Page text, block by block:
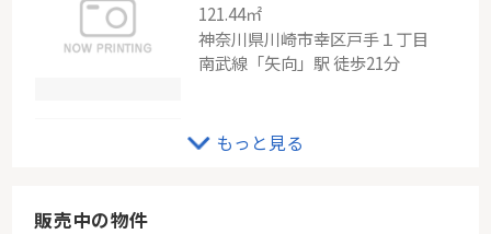
121.44㎡
神奈川県川崎市幸区戸手１丁目
南武線「矢向」駅 徒歩21分
-
もっと見る
販売中の物件